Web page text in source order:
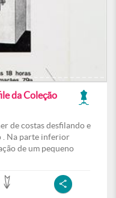
da Coleção
de costas desfilando e
. Na parte inferior
de um pequeno